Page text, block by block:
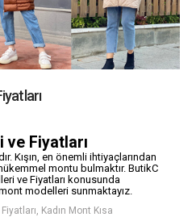
ve Fiyatları
Kışın, en önemli ihtiyaçlarından
montu bulmaktır. ButikC
ve Fiyatları konusunda
modelleri sunmaktayız.
Kadın Mont Kısa